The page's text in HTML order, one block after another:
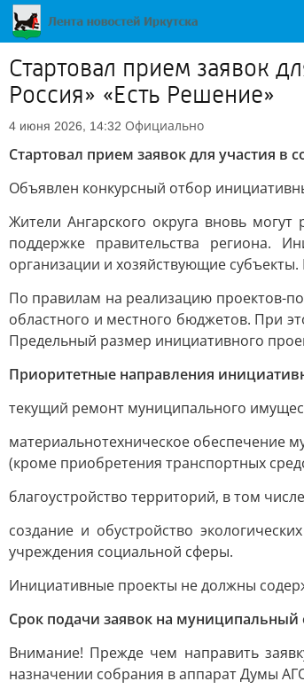
Стартовал прием заявок
Россия» «Есть Решение»
4 июня 2026, 14:32 Официально
Стартовал прием заявок для участия в
Объявлен конкурсный отбор
Жители Ангарского округа вновь
поддержке правительства региона.
организации и хозяйствующие
По правилам на реализацию проектов-
областного и местного бюджетов. При
Предельный размер инициативного
Приоритетные направления
текущий ремонт муниципального
материальнотехническое обеспечение
(кроме приобретения транспортных
благоустройство территорий, в том
создание и обустройство
учреждения социальной сферы.
Инициативные проекты не должны
Срок подачи заявок на муниципальный
Внимание! Прежде чем направить
назначении собрания в аппарат Думы